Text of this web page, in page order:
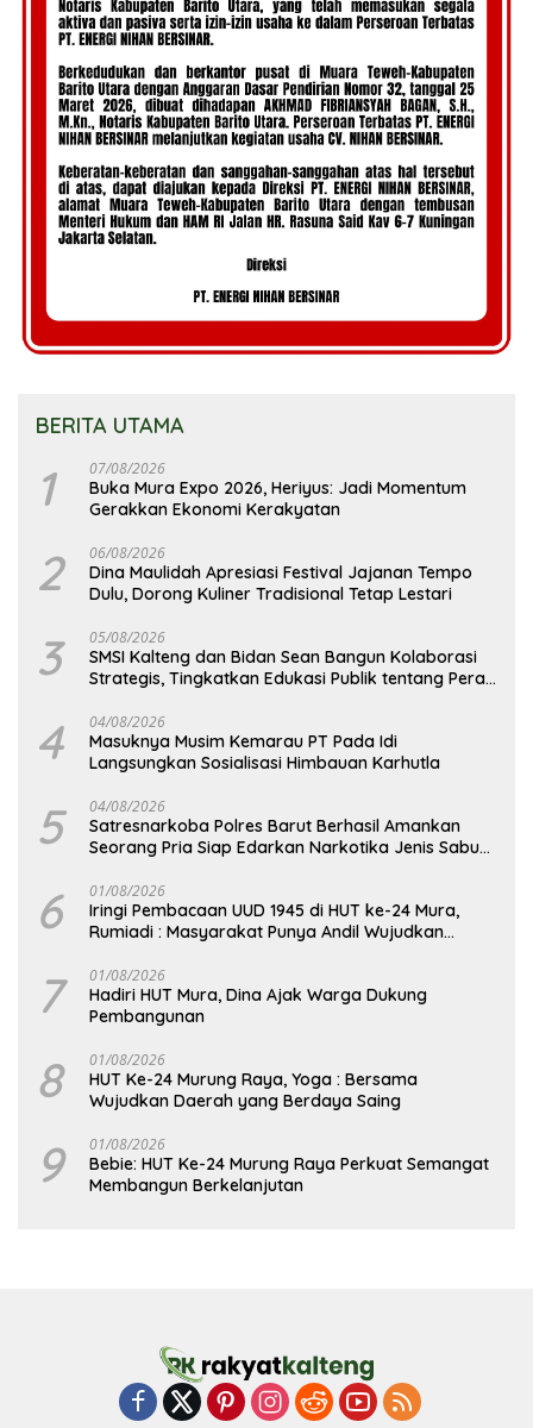
BERITA UTAMA
1 07/08/2026
Buka Mura Expo 2026, Heriyus: Jadi Momentum
Gerakkan Ekonomi Kerakyatan
2 06/08/2026
Dina Maulidah Apresiasi Festival Jajanan Tempo
Dulu, Dorong Kuliner Tradisional Tetap Lestari
3 05/08/2026
SMSI Kalteng dan Bidan Sean Bangun Kolaborasi
Strategis, Tingkatkan Edukasi Publik tentang Peran
4 04/08/2026
Masuknya Musim Kemarau PT Pada Idi
Langsungkan Sosialisasi Himbauan Karhutla
5 04/08/2026
Satresnarkoba Polres Barut Berhasil Amankan
Seorang Pria Siap Edarkan Narkotika Jenis Sabu
6 01/08/2026
Iringi Pembacaan UUD 1945 di HUT ke-24 Mura,
Rumiadi : Masyarakat Punya Andil Wujudkan
7 01/08/2026
Hadiri HUT Mura, Dina Ajak Warga Dukung
Pembangunan
8 01/08/2026
HUT Ke-24 Murung Raya, Yoga : Bersama
Wujudkan Daerah yang Berdaya Saing
9 01/08/2026
Bebie: HUT Ke-24 Murung Raya Perkuat Semangat
Membangun Berkelanjutan